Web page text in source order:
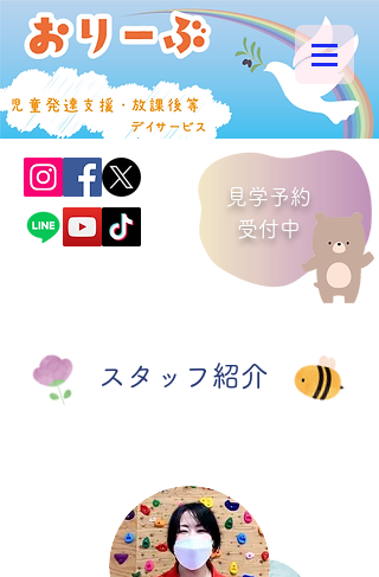
見学予約
​受付中
スタッフ紹介